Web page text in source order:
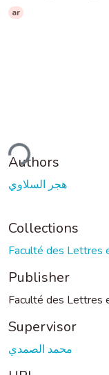
ar
Authors
هجر السلاوي
Collections
Faculté des Lettres
Publisher
Faculté des Lettres
Supervisor
محمد الصمدي